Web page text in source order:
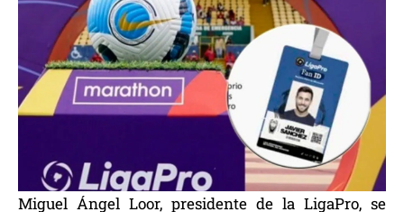
Miguel Ángel Loor, presidente de la LigaPro, se